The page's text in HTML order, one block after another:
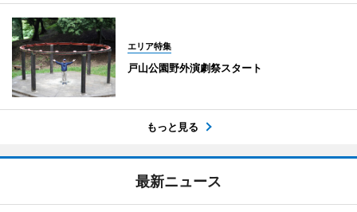
エリア特集
戸山公園野外演劇祭スタート
もっと見る
最新ニュース